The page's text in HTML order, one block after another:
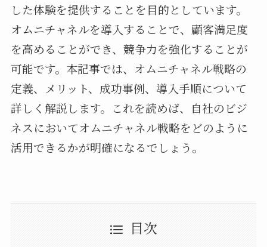
した体験を提供することを目的としています。
オムニチャネルを導入することで、顧客満足度
を高めることができ、競争力を強化することが
可能です。本記事では、オムニチャネル戦略の
定義、メリット、成功事例、導入手順について
詳しく解説します。これを読めば、自社のビジ
ネスにおいてオムニチャネル戦略をどのように
活用できるかが明確になるでしょう。
目次